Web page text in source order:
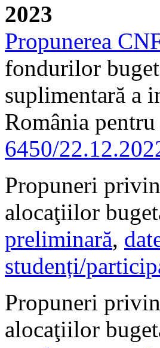
2023
Propunerea
fondurilor
suplimentară a
România
6450/
Propuneri
alocaţiilor
preliminară,
studenți/
Propuneri
alocaţiilor